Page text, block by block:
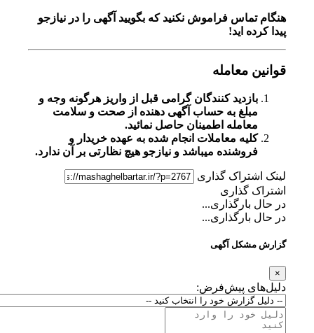
هنگام تماس فراموش نکنید که بگویید آگهی را در نیازجو
پیدا کرده اید!
قوانین معامله
بازدید کنندگان گرامی قبل از واریز هرگونه وجه و
مبلغ به حساب آگهی دهنده از صحت و سلامت
معامله اطمینان حاصل نمائید.
کلیه معاملات انجام شده به عهده خریدار و
فروشنده میباشد و نیازجو هیچ نظارتی بر آن ندارد.
لینک اشتراک گذاری
اشتراک گذاری
در حال بارگذاری...
در حال بارگذاری...
گزارش مشکل آگهی
دلیل‌های پیش‌فرض: